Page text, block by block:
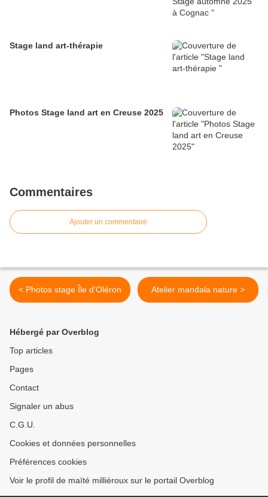
Stage land art-thérapie
Photos Stage land art en Creuse 2025
Commentaires
Ajouter un commentaire
< Photos stage Île d'Oléron Atelier mandala nature >
Hébergé par Overblog
Top articles
Pages
Contact
Signaler un abus
C.G.U.
Cookies et données personnelles
Préférences cookies
Voir le profil de maïté milliéroux sur le portail Overblog